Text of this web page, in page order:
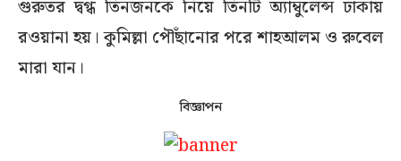
গুরুতর দ্বগ্ধ তিনজনকে নিয়ে তিনটি অ্যাম্বুলেন্স ঢাকায়
রওয়ানা হয়। কুমিল্লা পৌঁছানোর পরে শাহআলম ও রুবেল
মারা যান।
বিজ্ঞাপন